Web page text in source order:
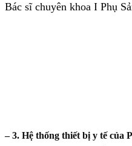
Bác sĩ chuyên khoa I Phụ
– 3. Hệ thống thiết bị y tế của